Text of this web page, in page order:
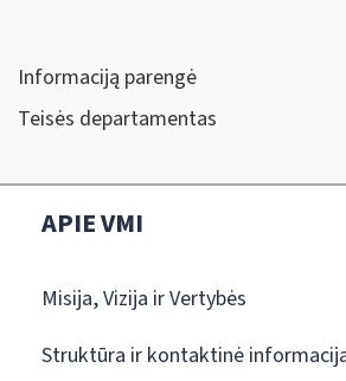
Informaciją parengė
Teisės departamentas
APIE VMI
Misija, Vizija ir Vertybės
Struktūra ir kontaktinė